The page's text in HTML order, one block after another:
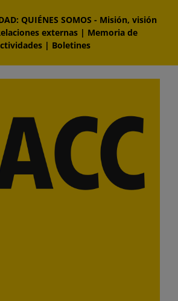
QUIÉNES SOMOS - Misión, visión
externas | Memoria de
| Boletines